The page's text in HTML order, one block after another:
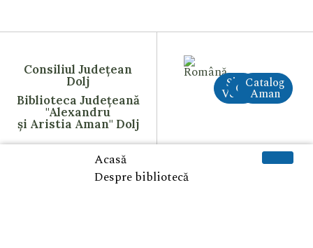
Consiliul Județean
Dolj
Biblioteca Județeană
"Alexandru
și Aristia Aman" Dolj
Site
VechiCreAI
Catalog
Aman
Acasă
Despre bibliotecă